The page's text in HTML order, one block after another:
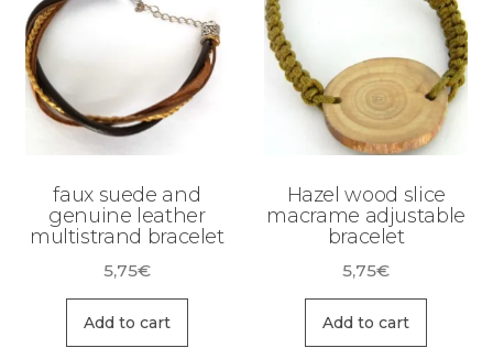
faux suede and
genuine leather
multistrand bracelet
5,75€
Add to cart
Hazel wood slice
macrame adjustable
bracelet
5,75€
Add to cart